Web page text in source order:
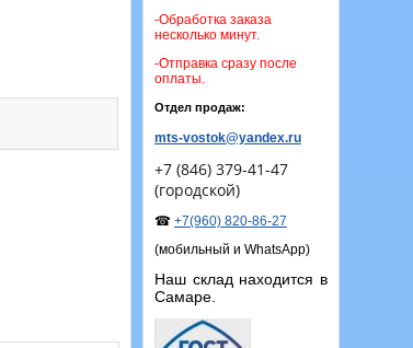
-Обработка заказа
несколько минут.
-Отправка сразу после
оплаты.
Отдел продаж:
mts-vostok@yandex.ru
+7 (846) 379-41-47
(городской)
☎ +7(960) 820-86-27
(мобильный и WhatsApp)
Наш склад находится в
Самаре.